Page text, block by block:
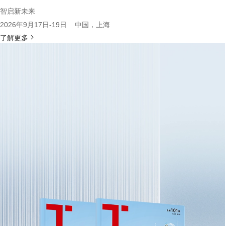
智启新未来
2026年9月17日-19日 中国，上海
了解更多